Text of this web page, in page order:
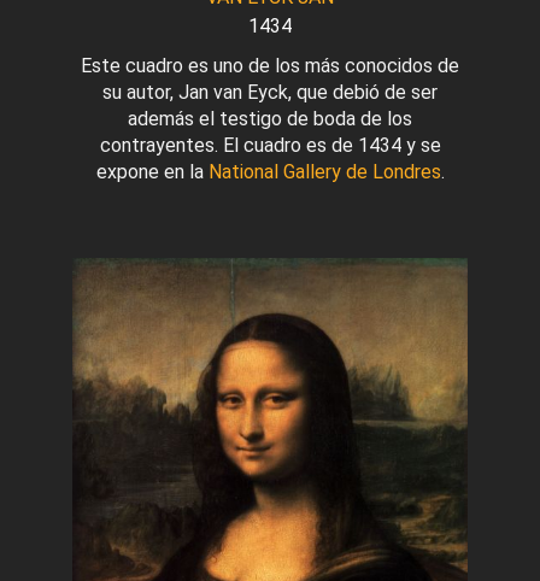
1434
Este cuadro es uno de los más conocidos de
su autor, Jan van Eyck, que debió de ser
además el testigo de boda de los
contrayentes. El cuadro es de 1434 y se
expone en la National Gallery de Londres.